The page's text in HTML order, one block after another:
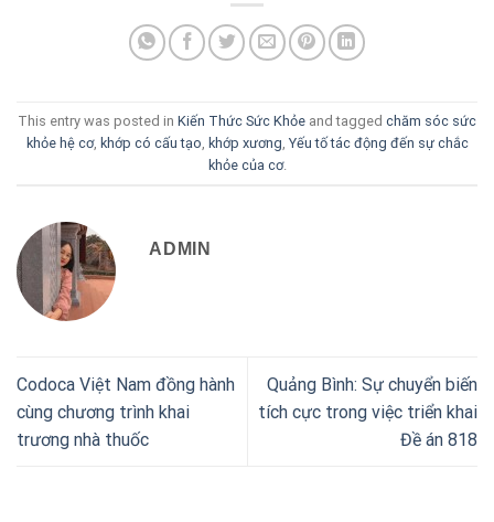
This entry was posted in Kiến Thức Sức Khỏe and tagged chăm sóc sức
khỏe hệ cơ, khớp có cấu tạo khớp xương Yếu tố tác động đến sự chắc
khỏe của cơ.
ADMIN
Codoca Việt Nam đồng hành
cùng chương trình khai
trương nhà thuốc
Quảng Bình: Sự chuyển biến
tích cực trong việc triển khai
Đề án 818